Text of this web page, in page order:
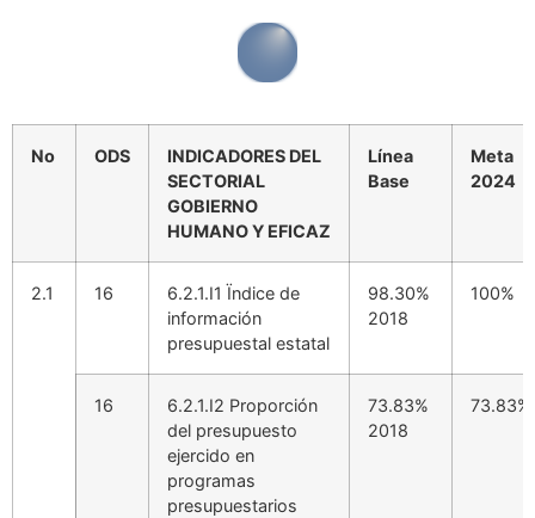
No ODS
INDICADORES DEL
SECTORIAL
GOBIERNO
HUMANO Y EFICAZ
Línea
Base
Meta
2024
2.1 16
6.2.1.I1 Ïndice de
información
presupuestal estatal
98.30%
2018
100%
16
6.2.1.I2 Proporción
del presupuesto
ejercido en
programas
presupuestarios
73.83%
2018
73.83%